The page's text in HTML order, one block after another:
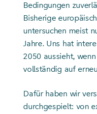
Bedingungen
Bisherige
untersuchen meist
Jahre. Uns hat
2050 aussieht,
vollständig auf
Dafür haben wir
durchgespielt: von